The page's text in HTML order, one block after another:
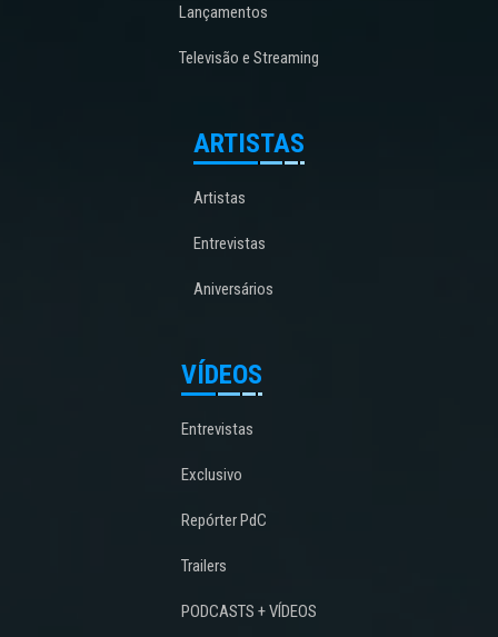
Lançamentos
Televisão e Streaming
ARTISTAS
Artistas
Entrevistas
Aniversários
VÍDEOS
Entrevistas
Exclusivo
Repórter PdC
Trailers
PODCASTS + VÍDEOS